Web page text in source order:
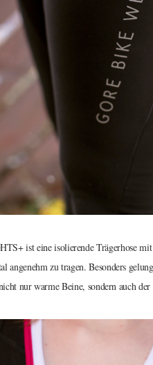
ist eine isolierende Trägerhose
angenehm zu tragen. Besonders
nur warme Beine, sondern auch